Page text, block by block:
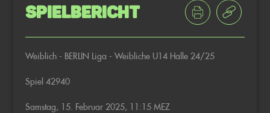
Spielbericht
Weiblich - BERLIN Liga - Weibliche U14 Halle 24/25
Spiel 42940
Samstag, 15. Februar 2025, 11:15 MEZ